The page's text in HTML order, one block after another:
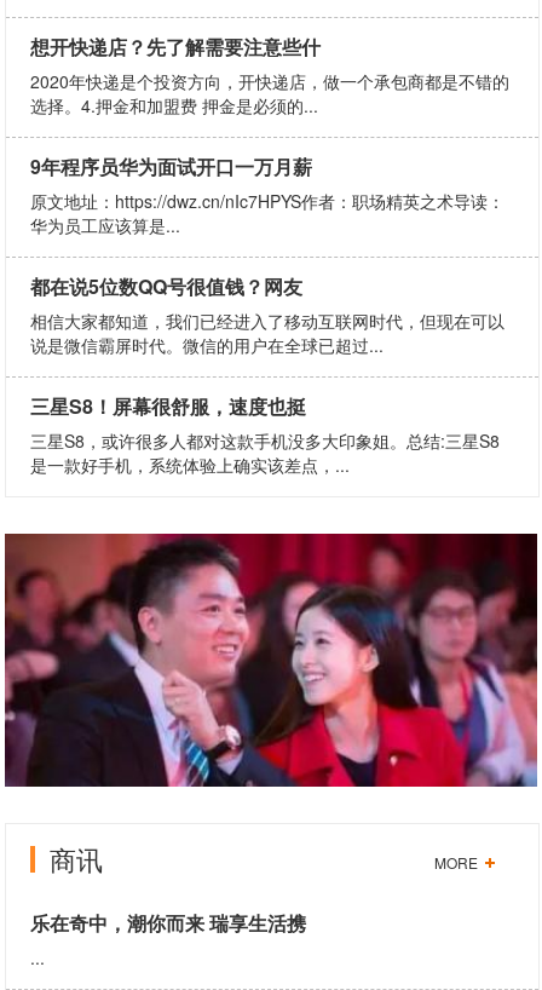
想开快递店？先了解需要注意些什
2020年快递是个投资方向，开快递店，做一个承包商都是不错的
选择。4.押金和加盟费 押金是必须的...
9年程序员华为面试开口一万月薪
原文地址：https://dwz.cn/nIc7HPYS作者：职场精英之术导读：
华为员工应该算是...
都在说5位数QQ号很值钱？网友
相信大家都知道，我们已经进入了移动互联网时代，但现在可以
说是微信霸屏时代。微信的用户在全球已超过...
三星S8！屏幕很舒服，速度也挺
三星S8，或许很多人都对这款手机没多大印象姐。总结:三星S8
是一款好手机，系统体验上确实该差点，...
商讯 MORE
乐在奇中，潮你而来 瑞享生活携
...